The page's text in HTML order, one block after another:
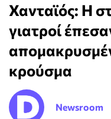
Χανταϊός: Η
γιατροί
κρούσμα
Newsroom